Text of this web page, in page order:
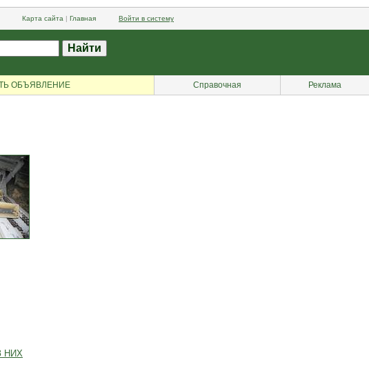
Карта сайта | Главная Войти в систему
ОБЪЯВЛЕНИЕ Справочная Реклама
НИХ